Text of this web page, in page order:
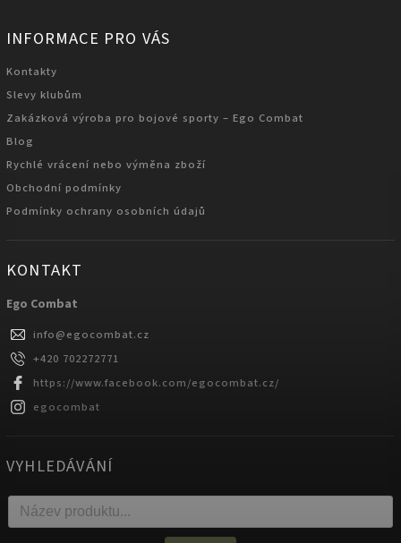
INFORMACE PRO VÁS
Kontakty
Slevy klubům
Zakázková výroba pro bojové sporty – Ego Combat
Blog
Rychlé vrácení nebo výměna zboží
Obchodní podmínky
Podmínky ochrany osobních údajů
KONTAKT
Ego Combat
info@egocombat.cz
+420 702272771
https://www.facebook.com/egocombat.cz/
egocombat
VYHLEDÁVÁNÍ